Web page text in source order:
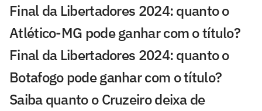
Final da Libertadores 2024: quanto o
Atlético-MG pode ganhar com o título?
Final da Libertadores 2024: quanto o
Botafogo pode ganhar com o título?
Saiba quanto o Cruzeiro deixa de